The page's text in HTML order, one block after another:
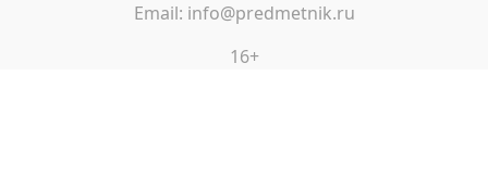
Email: info@predmetnik.ru
16+